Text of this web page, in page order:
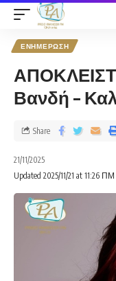
ΕΝΗΜΕΡΩΣΗ
Βανδή –
21/11/2025
Updated 2025/11/21 at 11:26 ΠΜ
Share